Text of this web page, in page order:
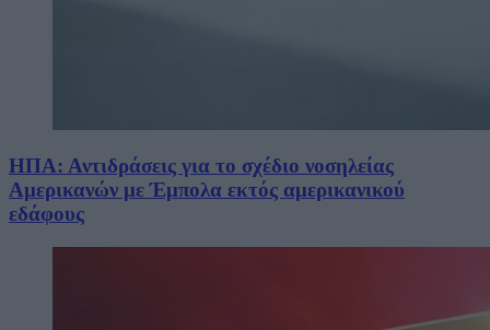
ΗΠΑ: Αντιδράσεις για το σχέδιο νοσηλείας
Αμερικανών με Έμπολα εκτός αμερικανικού
εδάφους